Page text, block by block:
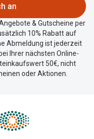
an
& Gutscheine per
10% Rabatt auf
Abmeldung ist jederzeit
Ihrer nächsten Online-
50€, nicht
oder Aktionen.